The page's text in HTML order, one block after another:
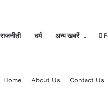
राजनीती धर्म अन्य खबरें
Home About Us Contact Us